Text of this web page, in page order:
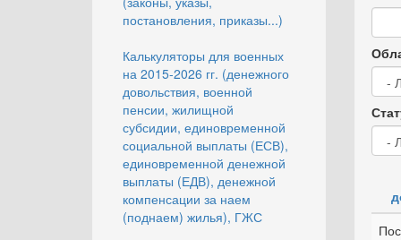
постановления, приказы...)
Калькуляторы для военных
на 2015-2026 гг. (денежного
довольствия, военной
пенсии, жилищной
субсидии, единовременной
социальной выплаты (ЕСВ),
единовременной денежной
выплаты (ЕДВ), денежной
компенсации за наем
(поднаем) жилья), ГЖС